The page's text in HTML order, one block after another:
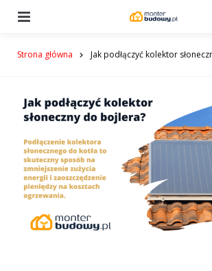
Strona główna Jak podłączyć kolektor